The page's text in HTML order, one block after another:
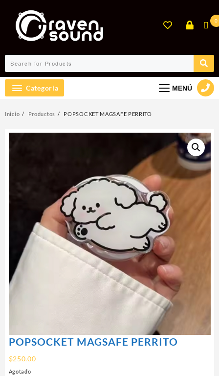
contenido
0
Categoría MENÚ
Inicio Productos POPSOCKET MAGSAFE PERRITO
POPSOCKET MAGSAFE PERRITO
$250.00
Agotado